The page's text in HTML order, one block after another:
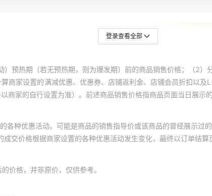
登录查看全部
预热期（若无预热期，则为爆发期）前的商品销售价格；（2
商家设置的满减优惠、优惠券、店铺返利金、店铺会员折扣以
家的自行设置为准）。前述商品销售价格指商品页面当日展示
种优惠活动。可能是商品的销售指导价或该商品的曾经展示过
交价格根据商家设置的各种优惠活动发生变化，最终以订单结算
价格，并非原价，仅供参考。